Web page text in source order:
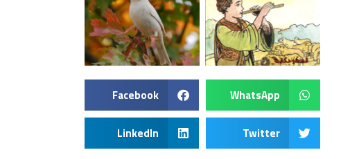
WhatsApp
Facebook
Twitter
LinkedIn